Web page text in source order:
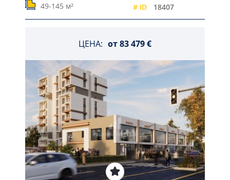
49-145 м²
# ID 18407
ЦЕНА: от83 479 €